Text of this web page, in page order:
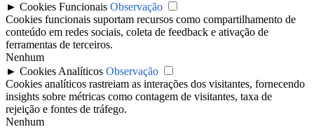
► Cookies Funcionais Observação
Cookies funcionais suportam recursos como compartilhamento de
conteúdo em redes sociais, coleta de feedback e ativação de
ferramentas de terceiros.
Nenhum
► Cookies Analíticos Observação
Cookies analíticos rastreiam as interações dos visitantes, fornecendo
insights sobre métricas como contagem de visitantes, taxa de
rejeição e fontes de tráfego.
Nenhum